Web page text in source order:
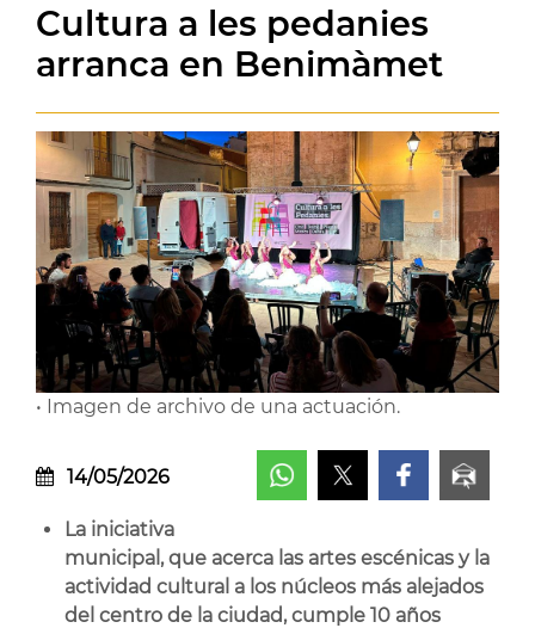
Cultura a les pedanies
arranca en Benimàmet
• Imagen de archivo de una actuación.
14/05/2026
La iniciativa
municipal, que acerca las artes escénicas y la
actividad cultural a los núcleos más alejados
del centro de la ciudad, cumple 10 años